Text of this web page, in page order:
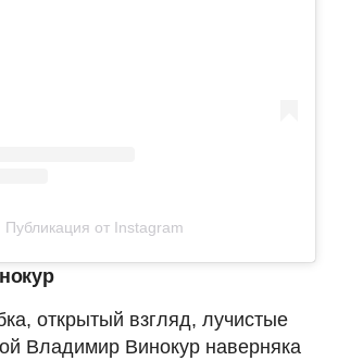
Публикация от Instagram
открытый взгляд, лучистые
Владимир Винокур наверняка